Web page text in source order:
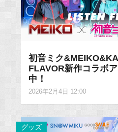
初音ミク
FLAVOR新作コラボ
中！
2026年2月4日 12:00
グッズ